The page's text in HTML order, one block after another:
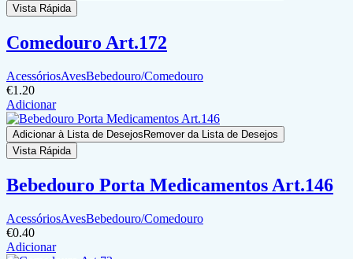
Vista Rápida
Comedouro Art.172
AcessóriosAvesBebedouro/Comedouro
€1.20
Adicionar
Adicionar à Lista de Desejos Remover da Lista de Desejos
Vista Rápida
Bebedouro Porta Medicamentos Art.146
AcessóriosAvesBebedouro/Comedouro
€0.40
Adicionar